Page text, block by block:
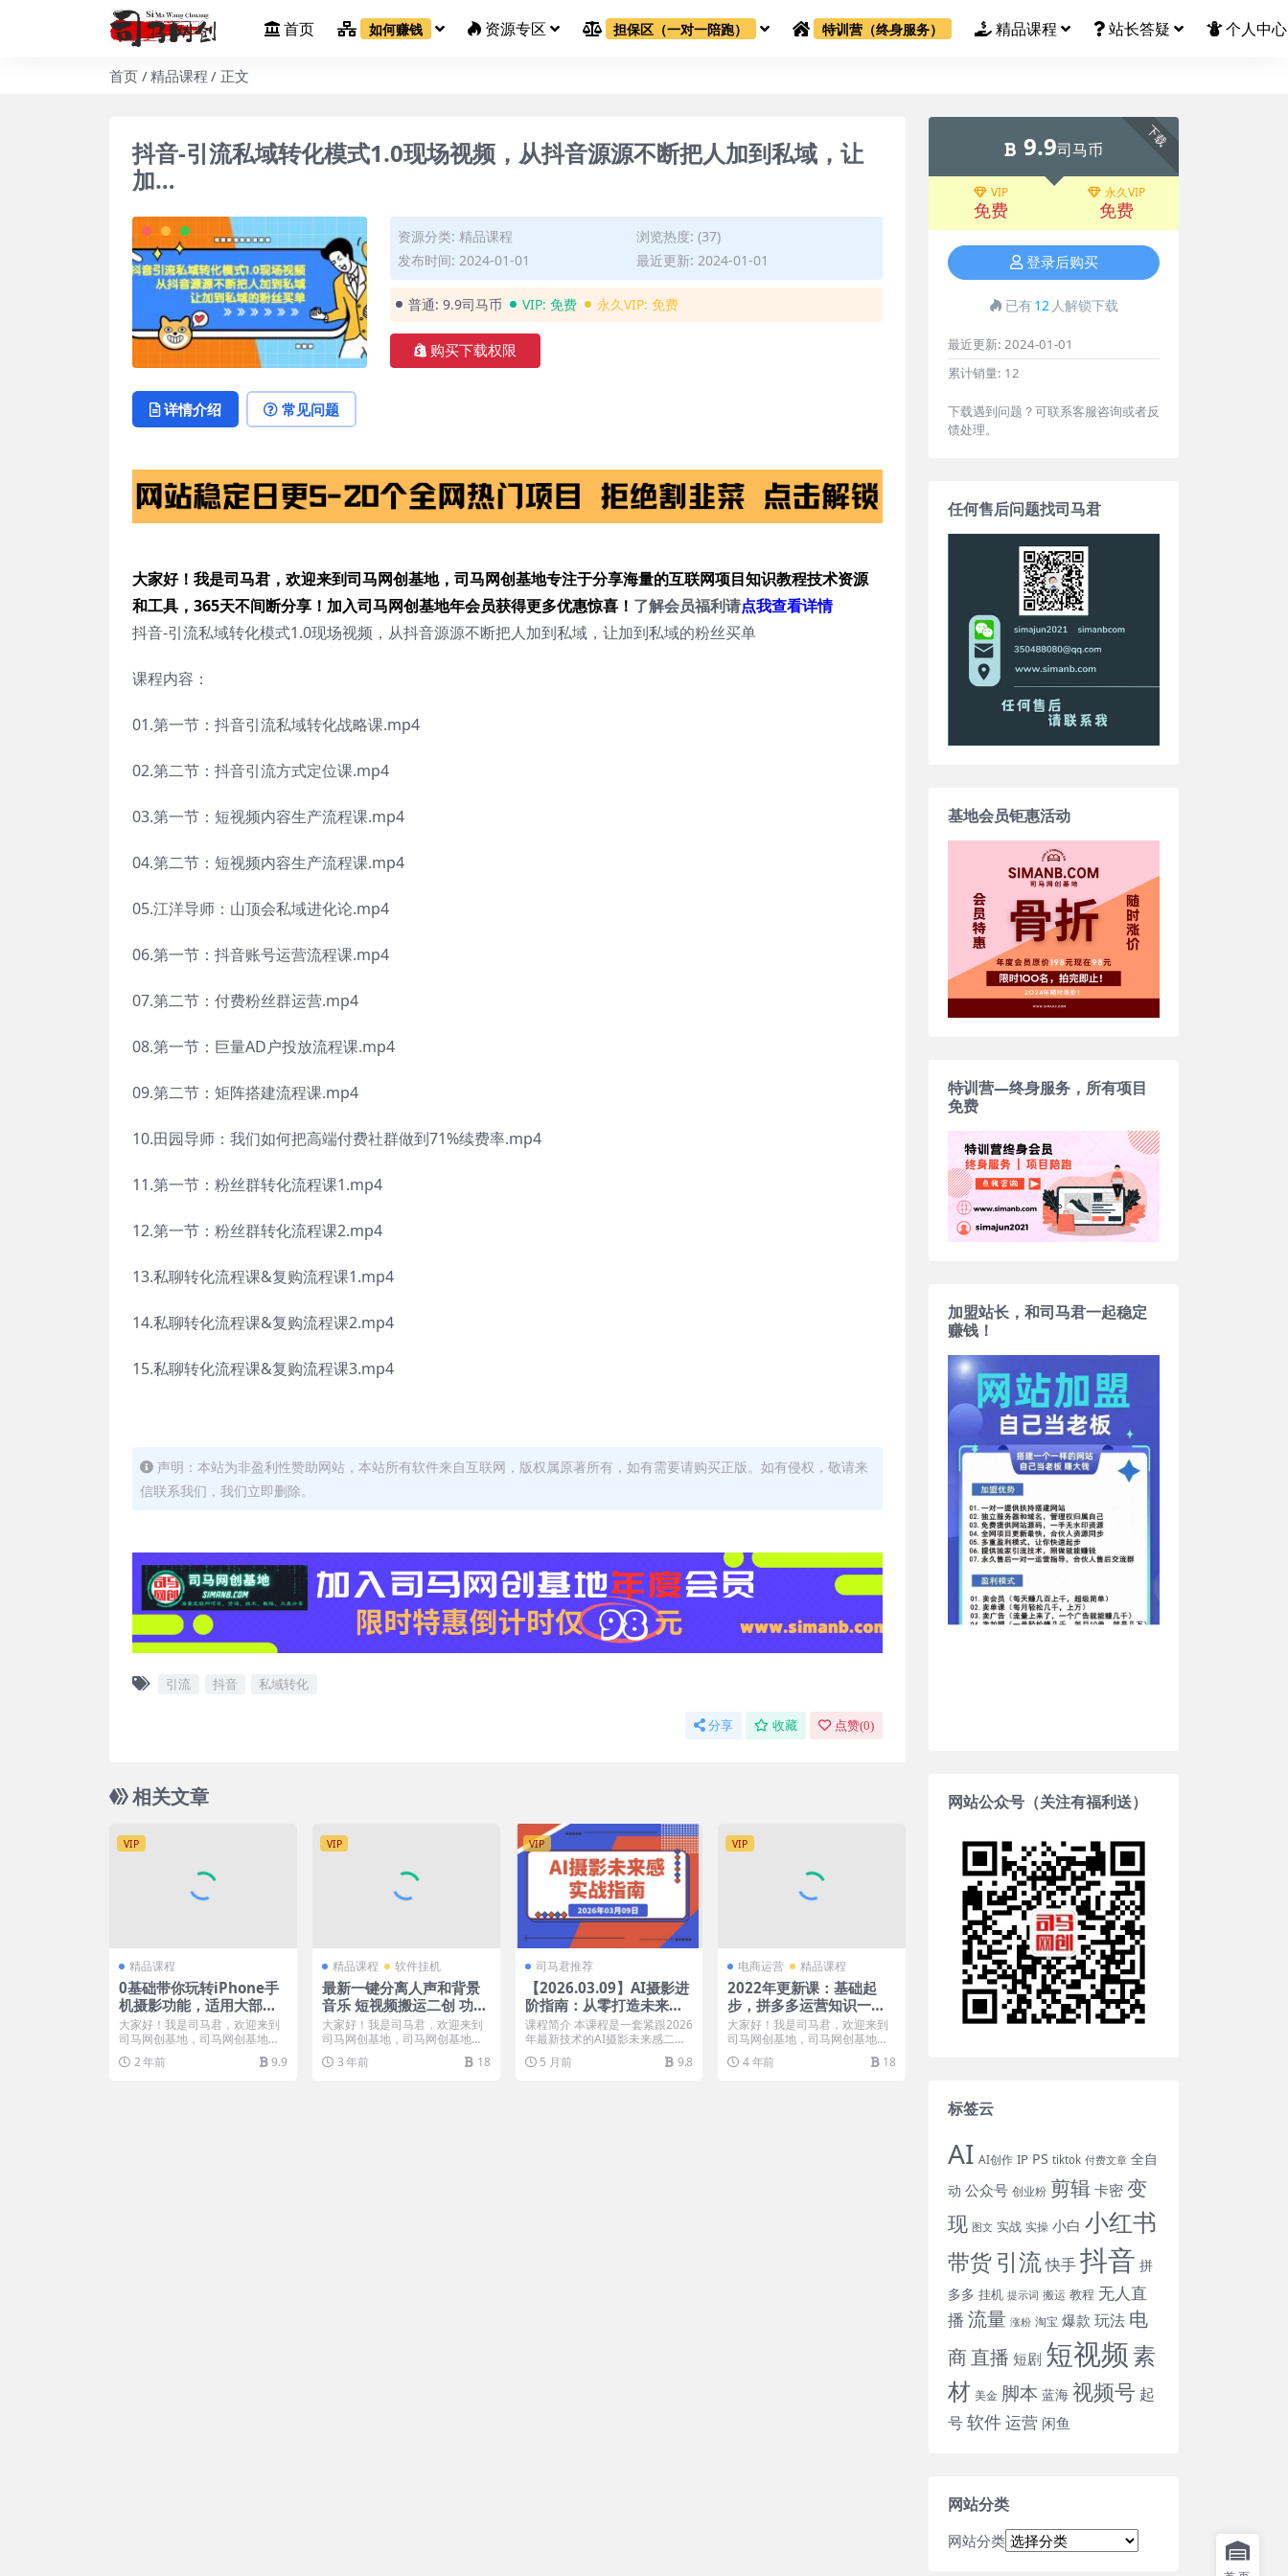
首页 如何赚钱 资源专区 担保区（一对一陪跑） 特训营（终身服务） 精品课程 站长答疑 个人中心
首页 精品课程 正文
抖音-引流私域转化模式1.0现场视频，从抖音源源不断把人加到私域，让
加…
资源分类: 精品课程
浏览热度: (37)
发布时间: 2024-01-01
最近更新: 2024-01-01
普通: 9.9司马币 VIP: 免费 永久VIP: 免费
购买下载权限
详情介绍 常见问题
大家好！我是司马君，欢迎来到司马网创基地，司马网创基地专注于分享海量的互联网项目知识教程技术资源
和工具，365天不间断分享！加入司马网创基地年会员获得更多优惠惊喜！ 了解会员福利请点我查看详情
抖音-引流私域转化模式1.0现场视频，从抖音源源不断把人加到私域，让加到私域的粉丝买单
课程内容：
01.第一节：抖音引流私域转化战略课.mp4
02.第二节：抖音引流方式定位课.mp4
03.第一节：短视频内容生产流程课.mp4
04.第二节：短视频内容生产流程课.mp4
05.江洋导师：山顶会私域进化论.mp4
06.第一节：抖音账号运营流程课.mp4
07.第二节：付费粉丝群运营.mp4
08.第一节：巨量AD户投放流程课.mp4
09.第二节：矩阵搭建流程课.mp4
10.田园导师：我们如何把高端付费社群做到71%续费率.mp4
11.第一节：粉丝群转化流程课1.mp4
12.第一节：粉丝群转化流程课2.mp4
13.私聊转化流程课&复购流程课1.mp4
14.私聊转化流程课&复购流程课2.mp4
15.私聊转化流程课&复购流程课3.mp4
声明：本站为非盈利性赞助网站，本站所有软件来自互联网，版权属原著所有，如有需要请购买正版。如有侵权，敬请来
信联系我们，我们立即删除。
引流 抖音 私域转化
分享 收藏 点赞(0)
相关文章
VIP
精品课程
0基础带你玩转iPhone手
机摄影功能，适用大部分
苹果手机（12节视频课）
大家好！我是司马君，欢迎来到
司马网创基地，司马网创基地专
注于分享海量的互联网项目...
2 年前 9.9
VIP
精品课程 软件挂机
最新一键分离人声和背景
音乐 短视频搬运二创 功能
强大【永久脚本+教程】
大家好！我是司马君，欢迎来到
司马网创基地，司马网创基地专
注于分享海量的互联网项目...
3 年前 18
VIP
司马君推荐
【2026.03.09】AI摄影进
阶指南：从零打造未来感
视觉大片，引爆社交圈
课程简介 本课程是一套紧跟2026
年最新技术的AI摄影未来感二次
创作实战体系。课...
5 月前 9.8
VIP
电商运营 精品课程
2022年更新课：基础起
步，拼多多运营知识一手
掌握，价值499元
大家好！我是司马君，欢迎来到
司马网创基地，司马网创基地专
注于分享海量的互联网项目...
4 年前 18
下载
9.9司马币
VIP
免费
永久VIP
免费
登录后购买
已有12 人解锁下载
最近更新: 2024-01-01
累计销量: 12
下载遇到问题？可联系客服咨询或者反
馈处理。
任何售后问题找司马君
基地会员钜惠活动
特训营—终身服务，所有项目
免费
加盟站长，和司马君一起稳定
赚钱！
网站公众号（关注有福利送）
标签云
AI AI创作 IP PS tiktok 付费文章 全自
动 公众号 创业粉 剪辑 卡密 变
现 图文 实战 实操 小白 小红书
带货引流快手抖音 拼
多多 挂机 提示词 搬运 教程 无人直
播 流量 涨粉 淘宝 爆款 玩法 电
商 直播 短剧 短视频素
材 美金 脚本 蓝海 视频号 起
号软件运营 闲鱼
网站分类
网站分类